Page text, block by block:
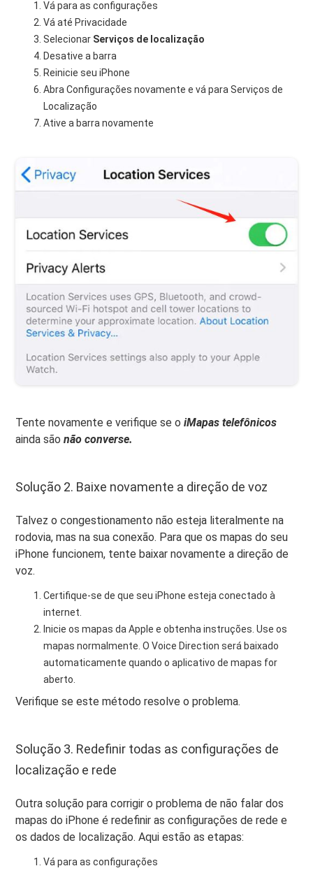
Vá para as configurações
Vá até Privacidade
Selecionar Serviços de localização
Desative a barra
Reinicie seu iPhone
Abra Configurações novamente e vá para Serviços de
Localização
Ative a barra novamente
Tente novamente e verifique se oiMapas telefônicos
ainda são não converse.
Solução 2. Baixe novamente a direção de voz
Talvez o congestionamento não esteja literalmente na
rodovia, mas na sua conexão. Para que os mapas do seu
iPhone funcionem, tente baixar novamente a direção de
voz.
Certifique-se de que seu iPhone esteja conectado à
internet.
Inicie os mapas da Apple e obtenha instruções. Use os
mapas normalmente. O Voice Direction será baixado
automaticamente quando o aplicativo de mapas for
aberto.
Verifique se este método resolve o problema.
Solução 3. Redefinir todas as configurações de
localização e rede
Outra solução para corrigir o problema de não falar dos
mapas do iPhone é redefinir as configurações de rede e
os dados de localização. Aqui estão as etapas:
Vá para as configurações